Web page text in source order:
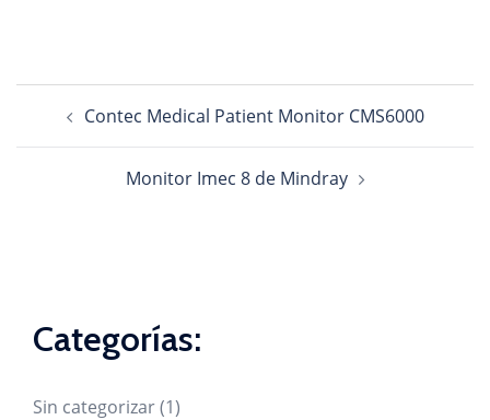
Contec Medical Patient Monitor CMS6000
Monitor Imec 8 de Mindray
Categorías:
Sin categorizar 11